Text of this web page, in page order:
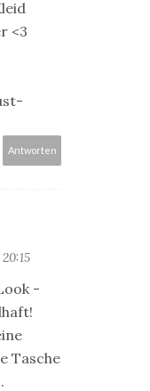
<3
Antworten
-
Tasche